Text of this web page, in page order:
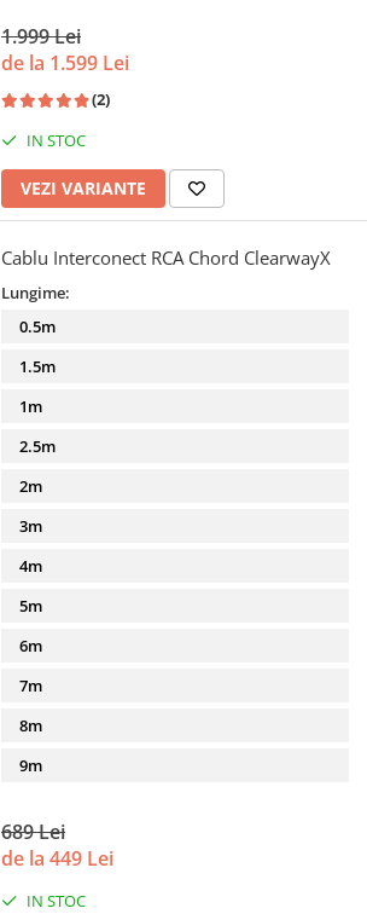
1.999 Lei
de la 1.599 Lei
(2)
IN STOC
VEZI VARIANTE
Cablu Interconect RCA Chord ClearwayX
Lungime:
0.5m
1.5m
1m
2.5m
2m
3m
4m
5m
6m
7m
8m
9m
689 Lei
de la 449 Lei
IN STOC